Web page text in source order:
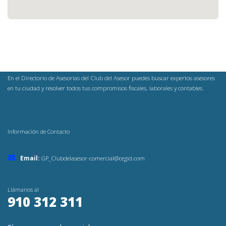
En el Directorio de Asesorías del Club del Asesor puedes buscar expertos asesores
en tu ciudad y resolver todos tus compromisos fiscales, laborales y contables.
Información de Contacto
Email: GP_Clubdelasesor-comercial@cegid.com
Llámanos al
910 312 311